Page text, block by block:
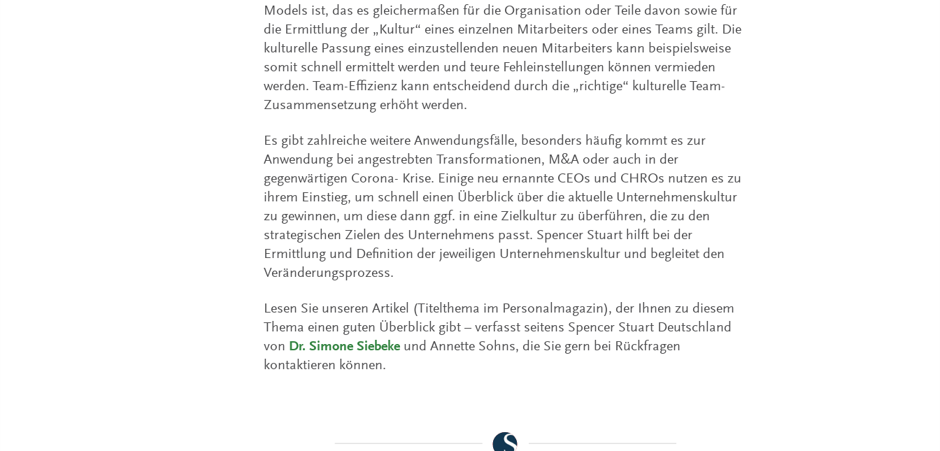
Models ist, das es gleichermaßen für die Organisation oder Teile davon sowie für
die Ermittlung der „Kultur“ eines einzelnen Mitarbeiters oder eines Teams gilt. Die
kulturelle Passung eines einzustellenden neuen Mitarbeiters kann beispielsweise
somit schnell ermittelt werden und teure Fehleinstellungen können vermieden
werden. Team-Effizienz kann entscheidend durch die „richtige“ kulturelle Team-
Zusammensetzung erhöht werden.
Es gibt zahlreiche weitere Anwendungsfälle, besonders häufig kommt es zur
Anwendung bei angestrebten Transformationen, M&A oder auch in der
gegenwärtigen Corona- Krise. Einige neu ernannte CEOs und CHROs nutzen es zu
ihrem Einstieg, um schnell einen Überblick über die aktuelle Unternehmenskultur
zu gewinnen, um diese dann ggf. in eine Zielkultur zu überführen, die zu den
strategischen Zielen des Unternehmens passt. Spencer Stuart hilft bei der
Ermittlung und Definition der jeweiligen Unternehmenskultur und begleitet den
Veränderungsprozess.
Lesen Sie unseren Artikel (Titelthema im Personalmagazin), der Ihnen zu diesem
Thema einen guten Überblick gibt – verfasst seitens Spencer Stuart Deutschland
von Dr. Simone Siebeke und Annette Sohns, die Sie gern bei Rückfragen
kontaktieren können.